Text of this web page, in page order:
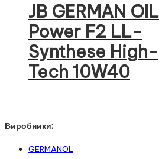
JB GERMAN OIL
Power F2 LL-
Synthese High-
Tech 10W40
Виробники:
GERMANOL